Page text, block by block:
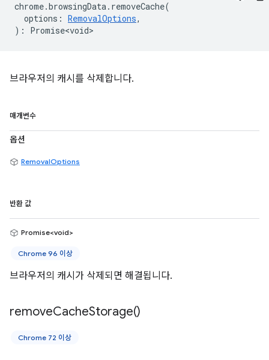
chrome.browsingData. removeCache(
options : RemovalOptions,
) : Promise<void>
브라우저의 캐시를 삭제합니다.
매개변수
옵션
RemovalOptions
반환 값
Promise<void>
Chrome 96 이상
브라우저의 캐시가 삭제되면 해결됩니다.
removeCacheStorage()
Chrome 72 이상